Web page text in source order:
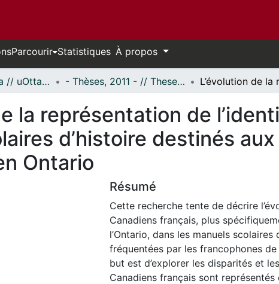
Parcourir Statistiques À propos
Thèses uOttawa // uOttawa Theses - Thèses, 2011 - // Theses, 2011 -
la représentation de
d’histoire destinés
Ontario
Résumé
Cette recherche tente de décrire
Canadiens français, plus
l’Ontario, dans les manuels
fréquentées par les francophones de
but est d’explorer les disparités et
Canadiens français sont